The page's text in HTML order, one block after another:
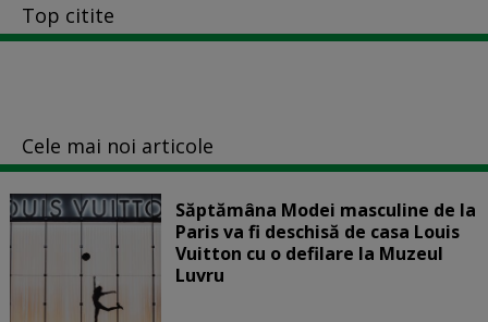
Top citite
Cele mai noi articole
Săptămâna Modei masculine de la
Paris va fi deschisă de casa Louis
Vuitton cu o defilare la Muzeul
Luvru